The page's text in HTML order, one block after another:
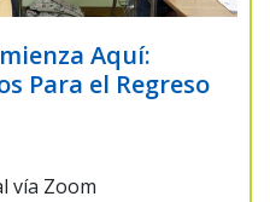
Aquí:
Para el Regreso
vía Zoom